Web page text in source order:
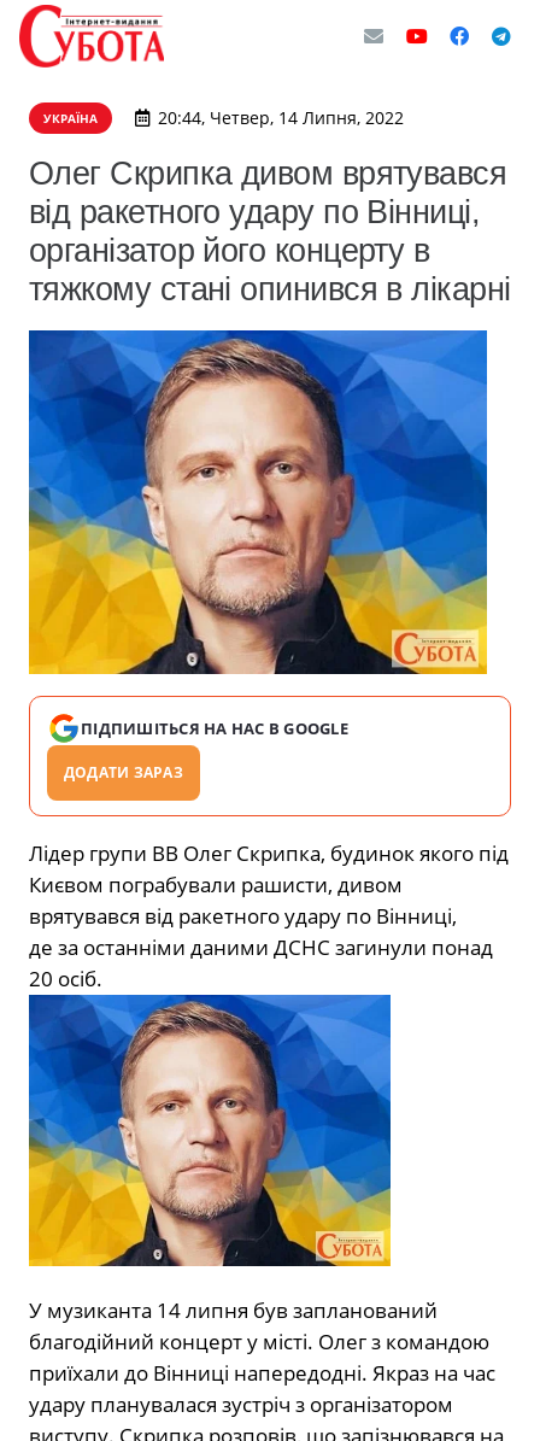
УКРАЇНА 20:44, Четвер, 14 Липня, 2022
Олег Скрипка дивом врятувався
від ракетного удару по Вінниці,
організатор його концерту в
тяжкому стані опинився в лікарні
ПІДПИШІТЬСЯ НА НАС В GOOGLE
ДОДАТИ ЗАРАЗ
Лідер групи ВВ Олег Скрипка, будинок якого під
Києвом пограбували рашисти, дивом
врятувався від ракетного удару по Вінниці,
де за останніми даними ДСНС загинули понад
20 осіб.
У музиканта 14 липня був запланований
благодійний концерт у місті. Олег з командою
приїхали до Вінниці напередодні. Якраз на час
удару планувалася зустріч з організатором
виступу. Скрипка розповів, що запізнювався на